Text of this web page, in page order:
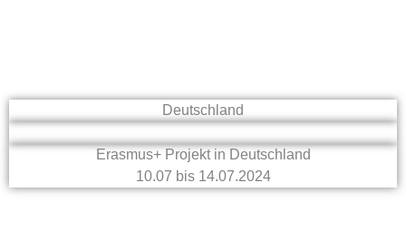
Deutschland
Erasmus+ Projekt in Deutschland
10.07 bis 14.07.2024